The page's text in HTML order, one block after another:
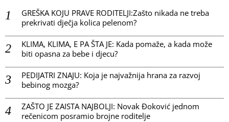
GREŠKA KOJU PRAVE RODITELJI:Zašto nikada ne treba
prekrivati dječja kolica pelenom?
KLIMA, KLIMA, E PA ŠTA JE: Kada pomaže, a kada može
biti opasna za bebe i djecu?
PEDIJATRI ZNAJU: Koja je najvažnija hrana za razvoj
bebinog mozga?
ZAŠTO JE ZAISTA NAJBOLJI: Novak Đoković jednom
rečenicom posramio brojne roditelje